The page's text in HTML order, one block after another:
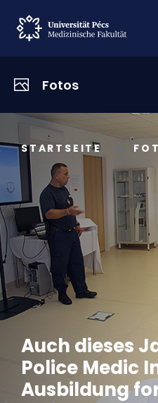
Fotos
STARTSEITE
Auch dieses
Police Medic
Ausbildung